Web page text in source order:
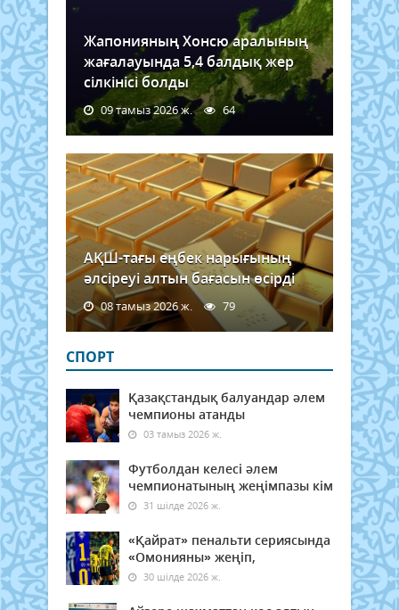
Жапонияның Хонсю аралының
жағалауында 5,4 балдық жер
сілкінісі болды
09 тамыз 2026 ж. 64
АҚШ-тағы еңбек нарығының
әлсіреуі алтын бағасын өсірді
08 тамыз 2026 ж. 79
СПОРТ
Қазақстандық балуандар әлем
чемпионы атанды
03 тамыз 2026 ж.
Футболдан келесі әлем
чемпионатының жеңімпазы кім
31 шілде 2026 ж.
«Қайрат» пенальти сериясында
«Омонияны» жеңіп,
30 шілде 2026 ж.